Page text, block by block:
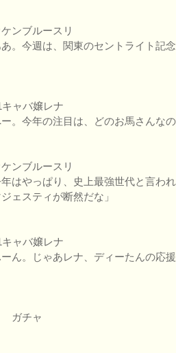
ンブルースリ
あ。今週は、関東のセントライト記念
キャバ嬢レナ
ー。今年の注目は、どのお馬さんなの
ンブルースリ
年はやっぱり、史上最強世代と言わ
ェスティが断然だな」
キャバ嬢レナ
ーん。じゃあレナ、ディーたんの応
チャ